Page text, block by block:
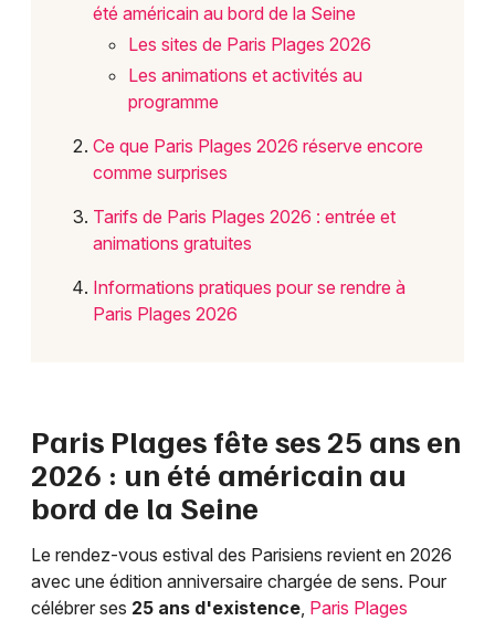
75 - Paris
Choisir mes départements
été américain au bord de la Seine
Les sites de Paris Plages 2026
Les animations et activités au
programme
Ce que Paris Plages 2026 réserve encore
comme surprises
Tarifs de Paris Plages 2026 : entrée et
animations gratuites
Informations pratiques pour se rendre à
Paris Plages 2026
Paris Plages fête ses 25 ans en
2026 : un été américain au
bord de la Seine
Le rendez-vous estival des Parisiens revient en 2026
avec une édition anniversaire chargée de sens. Pour
célébrer ses 25 ans d'existence Paris Plages